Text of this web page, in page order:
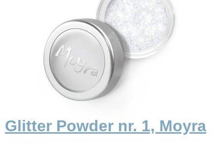
Glitter Powder nr. 1, Moyra